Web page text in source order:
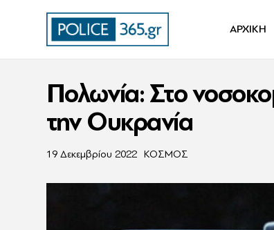
ΑΡΧΙΚΗ
Πολωνία: Στο
την Ουκρανία
19 Δεκεμβρίου 2022 ΚΟΣΜΟΣ